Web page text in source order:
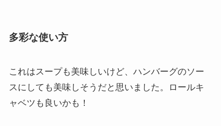
多彩な使い方
これはスープも美味しいけど、ハンバーグのソー
スにしても美味しそうだと思いました。ロールキ
ャベツも良いかも！